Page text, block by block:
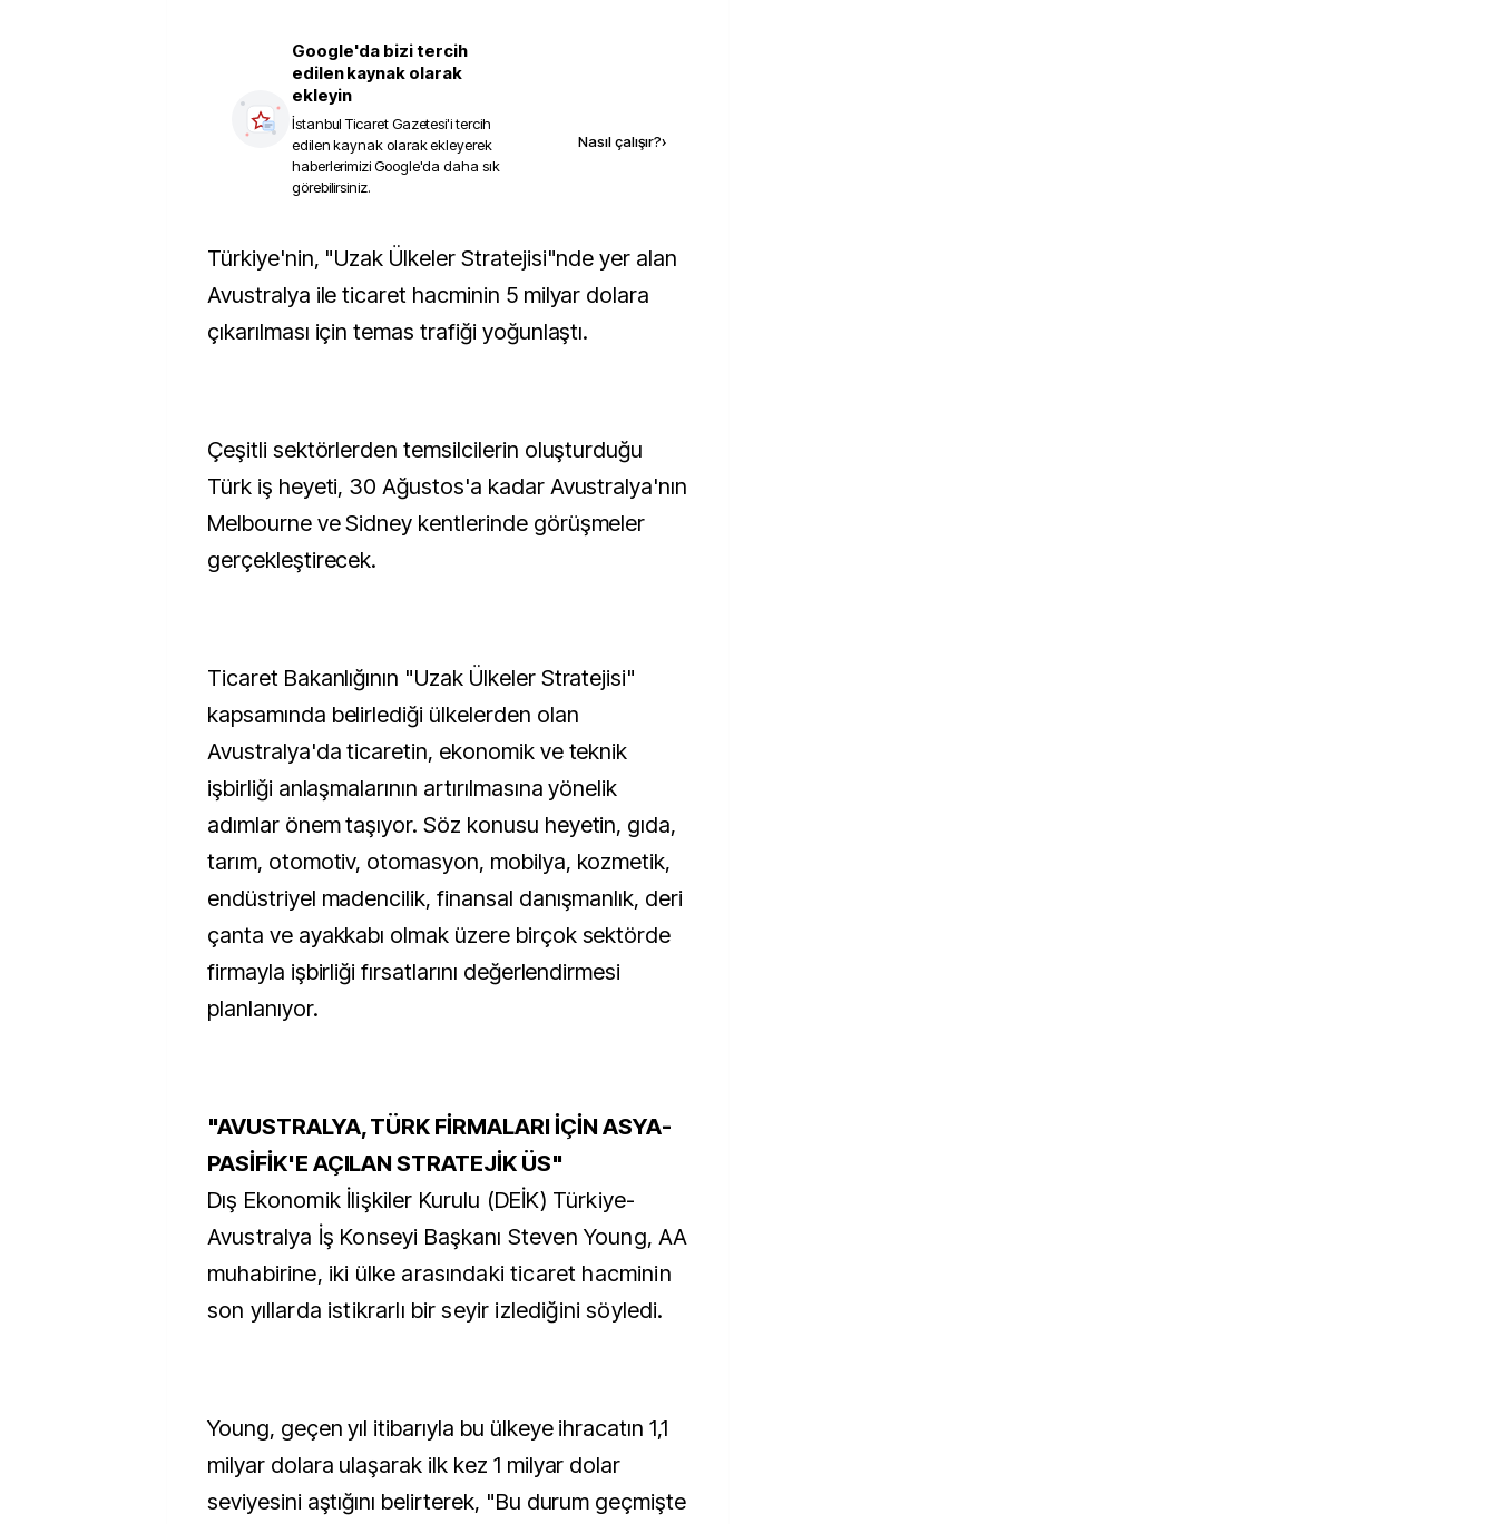
Google'da bizi tercih
edilen kaynak olarak
ekleyin
İstanbul Ticaret Gazetesi'i tercih
edilen kaynak olarak ekleyerek
haberlerimizi Google'da daha sık
görebilirsiniz.
Nasıl çalışır?›
Türkiye'nin, "Uzak Ülkeler Stratejisi"nde yer alan
Avustralya ile ticaret hacminin 5 milyar dolara
çıkarılması için temas trafiği yoğunlaştı.
Çeşitli sektörlerden temsilcilerin oluşturduğu
Türk iş heyeti, 30 Ağustos'a kadar Avustralya'nın
Melbourne ve Sidney kentlerinde görüşmeler
gerçekleştirecek.
Ticaret Bakanlığının "Uzak Ülkeler Stratejisi"
kapsamında belirlediği ülkelerden olan
Avustralya'da ticaretin, ekonomik ve teknik
işbirliği anlaşmalarının artırılmasına yönelik
adımlar önem taşıyor. Söz konusu heyetin, gıda,
tarım, otomotiv, otomasyon, mobilya, kozmetik,
endüstriyel madencilik, finansal danışmanlık, deri
çanta ve ayakkabı olmak üzere birçok sektörde
firmayla işbirliği fırsatlarını değerlendirmesi
planlanıyor.
"AVUSTRALYA, TÜRK FİRMALARI İÇİN ASYA-
PASİFİK'E AÇILAN STRATEJİK ÜS"
Dış Ekonomik İlişkiler Kurulu (DEİK) Türkiye-
Avustralya İş Konseyi Başkanı Steven Young, AA
muhabirine, iki ülke arasındaki ticaret hacminin
son yıllarda istikrarlı bir seyir izlediğini söyledi.
Young, geçen yıl itibarıyla bu ülkeye ihracatın 1,1
milyar dolara ulaşarak ilk kez 1 milyar dolar
seviyesini aştığını belirterek, "Bu durum geçmişte